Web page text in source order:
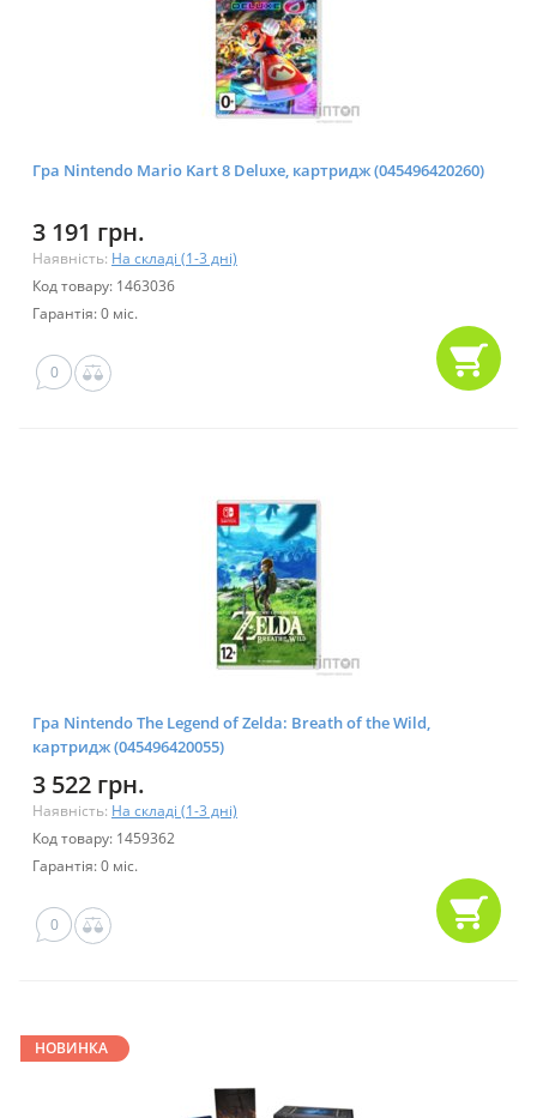
Гра Nintendo Mario Kart 8 Deluxe, картридж (045496420260)
3 191 грн.
Наявність: На складі (1-3 дні)
Код товару: 1463036
Гарантія: 0 міс.
0
Гра Nintendo The Legend of Zelda: Breath of the Wild,
картридж (045496420055)
3 522 грн.
Наявність: На складі (1-3 дні)
Код товару: 1459362
Гарантія: 0 міс.
0
НОВИНКА